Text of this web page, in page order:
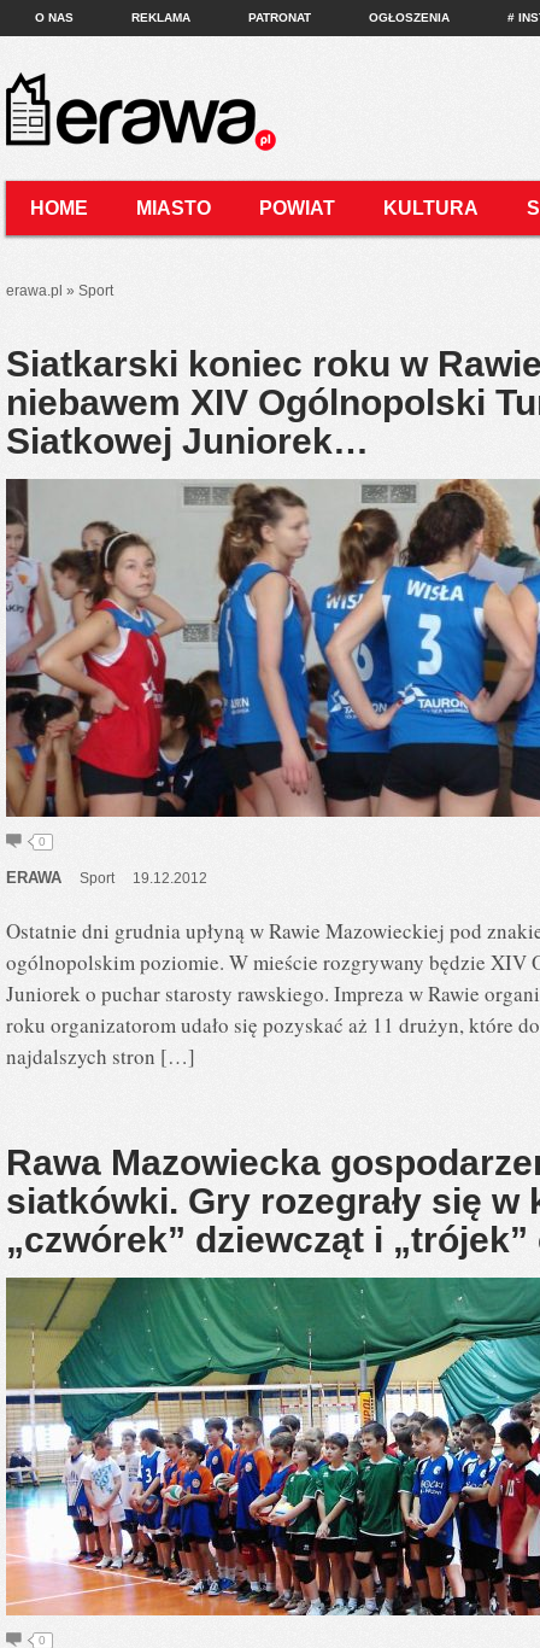
O NAS REKLAMA PATRONAT OGŁOSZENIA #
HOME MIASTO POWIAT KULTURA
erawa.pl » Sport
Siatkarski koniec roku w
niebawem XIV Ogólnopolski
Siatkowej Juniorek…
0
ERAWA Sport 19.12.2012
Ostatnie dni grudnia upłyną w Rawie Mazowieckiej pod
ogólnopolskim poziomie. W mieście rozgrywany będzie XIV
Juniorek o puchar starosty rawskiego. Impreza w Rawie
roku organizatorom udało się pozyskać aż 11 drużyn, które
najdalszych stron […]
Rawa Mazowiecka
siatkówki. Gry rozegrały się w
„czwórek” dziewcząt i „trójek”
0